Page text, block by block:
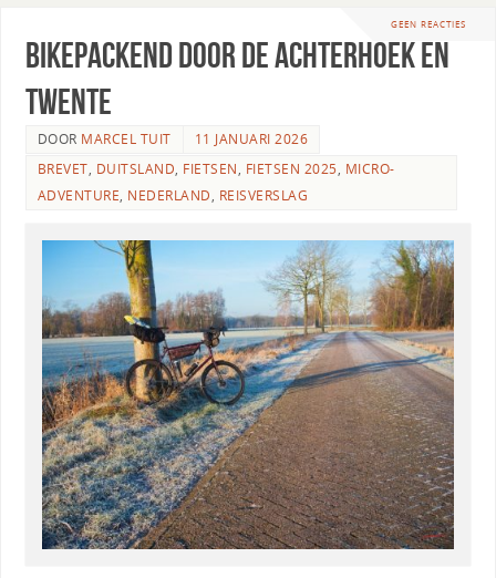
GEEN REACTIES
Bikepackend door de Achterhoek en
Twente
DOOR MARCEL TUIT
11 JANUARI 2026
BREVET, DUITSLAND, FIETSEN, FIETSEN 2025, MICRO-
ADVENTURE, NEDERLAND, REISVERSLAG